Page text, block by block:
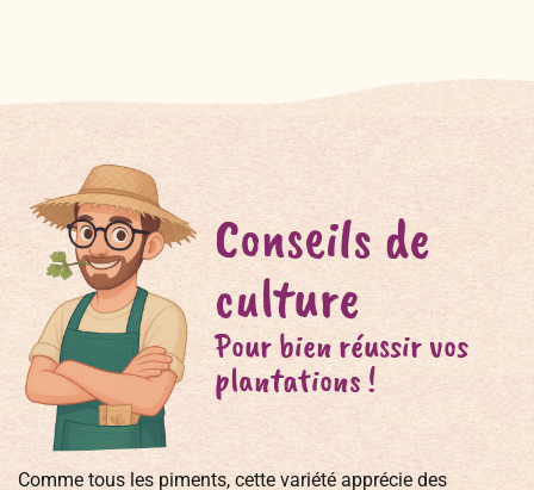
Conseils de
culture
Pour bien réussir vos
plantations !
Comme tous les piments, cette variété apprécie des